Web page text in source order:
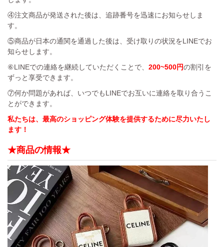
④注文商品が発送された後は、追跡番号を迅速にお知らせしま
す。
⑤商品が日本の通関を通過した後は、受け取りの状況をLINEでお
知らせします。
⑥LINEでの連絡を継続していただくことで、 200~500円の割引を
ずっと享受できます。
⑦何か問題があれば、いつでもLINEでお互いに連絡を取り合うこ
とができます。
私たちは、最高のショッピング体験を提供するために尽力いたし
ます！
★商品の情報★